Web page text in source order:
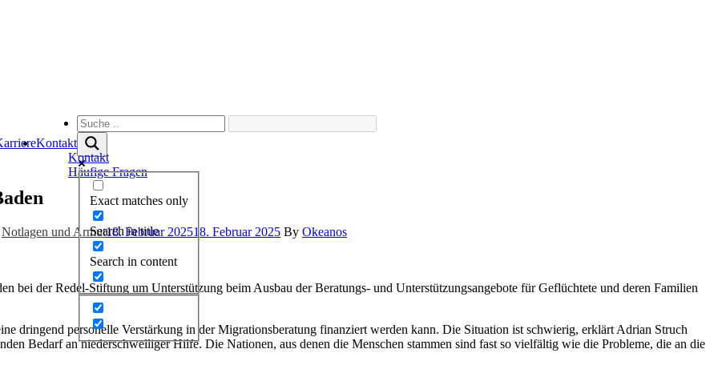
Kontakt
Kontakt
Häufige Fragen
Exact matches only
Search in title
Search in content
Notlagen und Armut18. Februar 202518. Februar 2025 By Okeanos
bei der Redel-Stiftung um Unterstützung beim Ausbau der Beratungs- und Unterstützungsangebote für Geflüchtete und deren Familien
dringend personelle Verstärkung in der Migrationsberatung finanziert werden kann. Die Situation ist schwierig, erklärt Adrian Struch
Bedarf an niederschwelliger Hilfe. Die Nationen, aus denen die Menschen stammen sind fast so vielfältig wie die Probleme, die an die